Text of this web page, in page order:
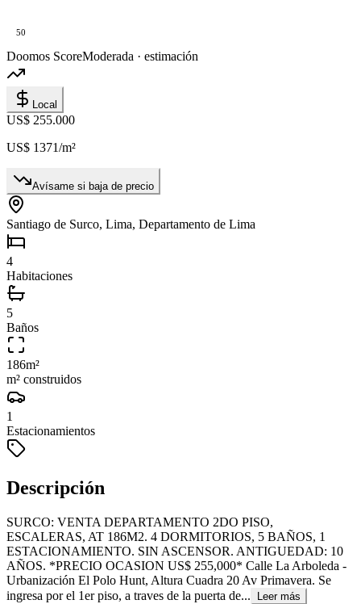
50
Doomos ScoreModerada · estimación
Local
US$ 255.000
US$ 1371/m²
Avísame si baja de precio
Santiago de Surco, Lima, Departamento de Lima
4
Habitaciones
5
Baños
186m²
m² construidos
1
Estacionamientos
Descripción
SURCO: VENTA DEPARTAMENTO 2DO PISO,
ESCALERAS, AT 186M2. 4 DORMITORIOS, 5 BAÑOS, 1
ESTACIONAMIENTO. SIN ASCENSOR. ANTIGUEDAD: 10
AÑOS. *PRECIO OCASION US$ 255,000* Calle La Arboleda -
Urbanización El Polo Hunt, Altura Cuadra 20 Av Primavera. Se
ingresa por el 1er piso, a traves de la puerta de...
Leer más